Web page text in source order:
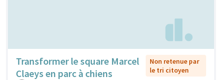
Transformer le square Marcel
Claeys en parc à chiens
Non retenue par
le tri citoyen